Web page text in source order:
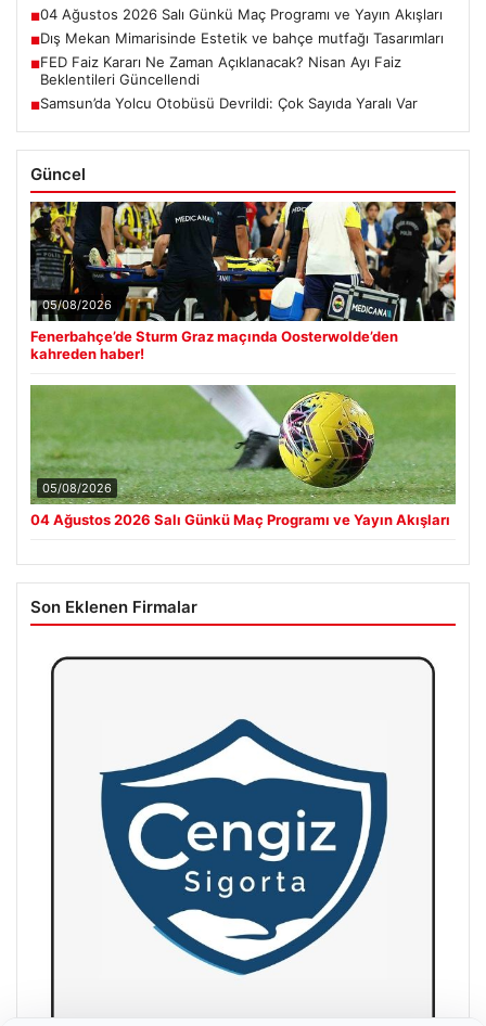
■04 Ağustos 2026 Salı Günkü Maç Programı ve Yayın Akışları
■Dış Mekan Mimarisinde Estetik ve bahçe mutfağı Tasarımları
■FED Faiz Kararı Ne Zaman Açıklanacak? Nisan Ayı Faiz
Beklentileri Güncellendi
■Samsun’da Yolcu Otobüsü Devrildi: Çok Sayıda Yaralı Var
Güncel
05/08/2026
Fenerbahçe’de Sturm Graz maçında Oosterwolde’den
kahreden haber!
05/08/2026
04 Ağustos 2026 Salı Günkü Maç Programı ve Yayın Akışları
Son Eklenen Firmalar